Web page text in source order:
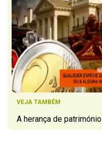
VEJA TAMBÉM
A herança de património